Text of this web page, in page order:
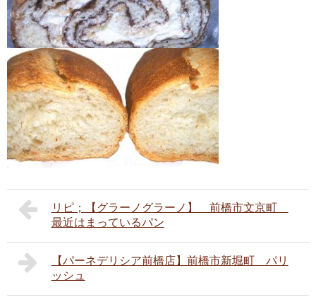
リピ；【グラーノグラーノ】 前橋市文京町
最近はまっているパン
【パーネデリシア前橋店】前橋市新堀町 パリ
ッシュ